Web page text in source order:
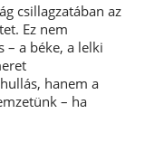
csillagzatában az
Ez nem
– a béke, a lelki
hanem a
– ha